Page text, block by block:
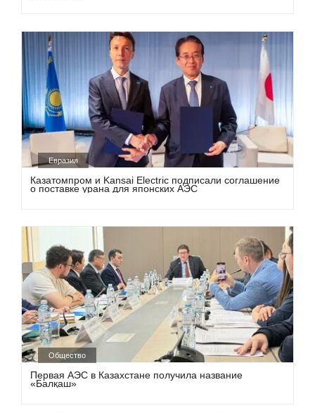
Евразия
Казатомпром и Kansai Electric подписали соглашение
о поставке урана для японских АЭС
Общество
Первая АЭС в Казахстане получила название
«Балқаш»